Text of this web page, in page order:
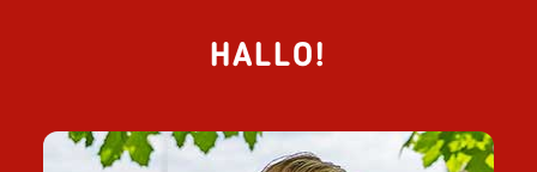
HALLO!